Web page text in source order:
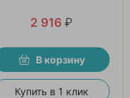
2 916 ₽
В корзину
Купить в 1 клик